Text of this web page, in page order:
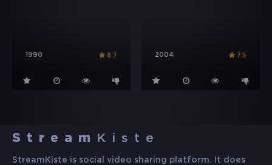
1990 8.7 2004 7.5
Stream Kiste
StreamKiste is social video sharing platform. It does